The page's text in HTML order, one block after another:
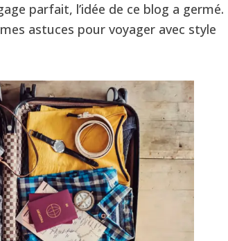
parfait, l’idée de ce blog a germé.
astuces pour voyager avec style